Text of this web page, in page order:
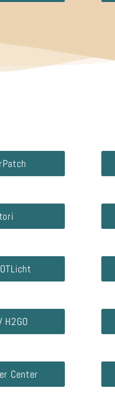
H2GO
Center